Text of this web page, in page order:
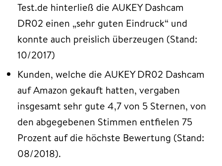
Test.de hinterließ die AUKEY Dashcam
DR02 einen „sehr guten Eindruck“ und
konnte auch preislich überzeugen (Stand:
10/2017)
Kunden, welche die AUKEY DR02 Dashcam
auf Amazon gekauft hatten, vergaben
insgesamt sehr gute 4,7 von 5 Sternen, von
den abgegebenen Stimmen entfielen 75
Prozent auf die höchste Bewertung (Stand:
08/2018).